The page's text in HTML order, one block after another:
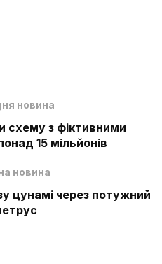
новина
схему з фіктивними
15 мільйонів
новина
цунамі через потужний